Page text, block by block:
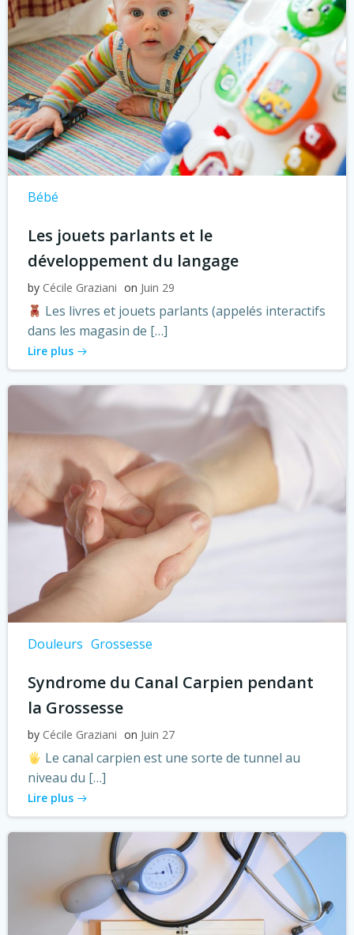
Bébé
Les jouets parlants et le
développement du langage
by Cécile Graziani on Juin 29
Les livres et jouets parlants (appelés interactifs
dans les magasin de […]
Lire plus
Douleurs Grossesse
Syndrome du Canal Carpien pendant
la Grossesse
by Cécile Graziani on Juin 27
Le canal carpien est une sorte de tunnel au
niveau du […]
Lire plus